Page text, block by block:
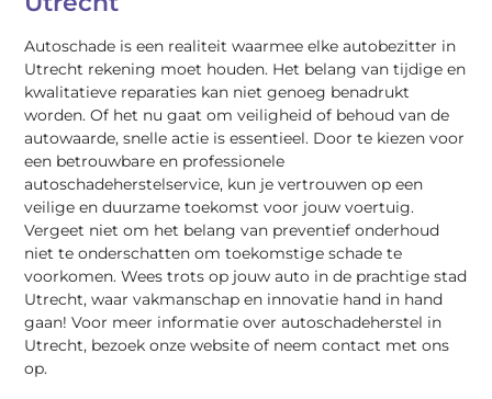
Autoschade is een realiteit waarmee elke autobezitter in
Utrecht rekening moet houden. Het belang van tijdige en
kwalitatieve reparaties kan niet genoeg benadrukt
worden. Of het nu gaat om veiligheid of behoud van de
autowaarde, snelle actie is essentieel. Door te kiezen voor
een betrouwbare en professionele
autoschadeherstelservice, kun je vertrouwen op een
veilige en duurzame toekomst voor jouw voertuig.
Vergeet niet om het belang van preventief onderhoud
niet te onderschatten om toekomstige schade te
voorkomen. Wees trots op jouw auto in de prachtige stad
Utrecht, waar vakmanschap en innovatie hand in hand
gaan! Voor meer informatie over autoschadeherstel in
Utrecht, bezoek onze website of neem contact met ons
op.